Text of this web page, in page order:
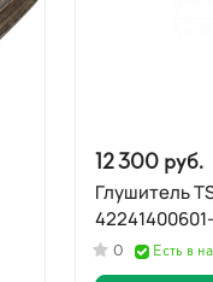
12 300 руб.
Глушитель
0 Есть в